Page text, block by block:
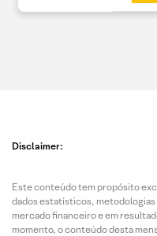
Disclaimer:
Este conteúdo tem propósito
dados estatísticos,
mercado financeiro e em
momento, o conteúdo desta